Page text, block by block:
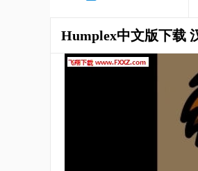
Humplex中文版下载